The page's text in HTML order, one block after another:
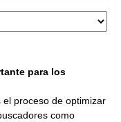
para los
proceso de optimizar
como